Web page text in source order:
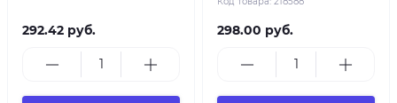
292.42 руб. 298.00 руб.